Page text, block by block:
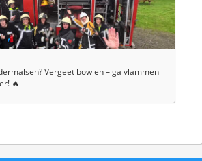
Vergeet bowlen – ga vlammen
🔥